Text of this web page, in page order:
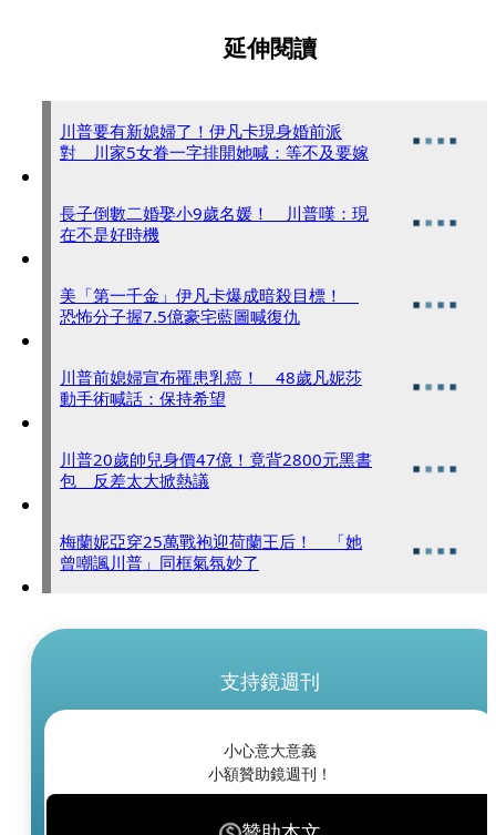
延伸閱讀
川普要有新媳婦了！伊凡卡現身婚前派
對 川家5女眷一字排開她喊：等不及要嫁
長子倒數二婚娶小9歲名媛！ 川普嘆：現
在不是好時機
美「第一千金」伊凡卡爆成暗殺目標！
恐怖分子握7.5億豪宅藍圖喊復仇
川普前媳婦宣布罹患乳癌！ 48歲凡妮莎
動手術喊話：保持希望
川普20歲帥兒身價47億！竟背2800元黑書
包 反差太大掀熱議
梅蘭妮亞穿25萬戰袍迎荷蘭王后！ 「她
曾嘲諷川普」同框氣氛妙了
支持鏡週刊
小心意大意義
小額贊助鏡週刊！